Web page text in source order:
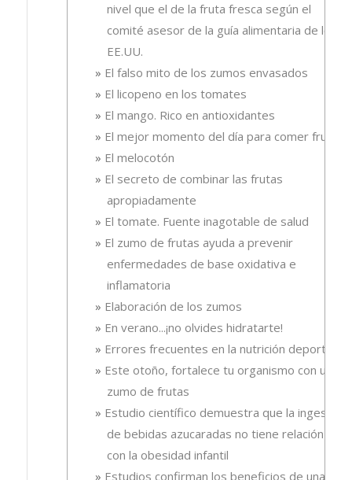
nivel que el de la fruta fresca según el
comité asesor de la guía alimentaria de los
EE.UU.
El falso mito de los zumos envasados
El licopeno en los tomates
El mango. Rico en antioxidantes
El mejor momento del día para comer fruta
El melocotón
El secreto de combinar las frutas
apropiadamente
El tomate. Fuente inagotable de salud
El zumo de frutas ayuda a prevenir
enfermedades de base oxidativa e
inflamatoria
Elaboración de los zumos
En verano...¡no olvides hidratarte!
Errores frecuentes en la nutrición deportiva
Este otoño, fortalece tu organismo con un
zumo de frutas
Estudio científico demuestra que la ingesta
de bebidas azucaradas no tiene relación
con la obesidad infantil
Estudios confirman los beneficios de una